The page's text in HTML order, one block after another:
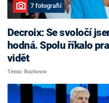
7 fotografií
Decroix: Se svoločí
hodná. Spolu říkalo
vidět
Téma: Rozhovor